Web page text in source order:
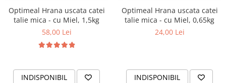
Optimeal Hrana uscata catei
talie mica - cu Miel, 1,5kg
58,00 Lei
INDISPONIBIL
Optimeal Hrana uscata catei
talie mica - cu Miel, 0,65kg
24,00 Lei
INDISPONIBIL